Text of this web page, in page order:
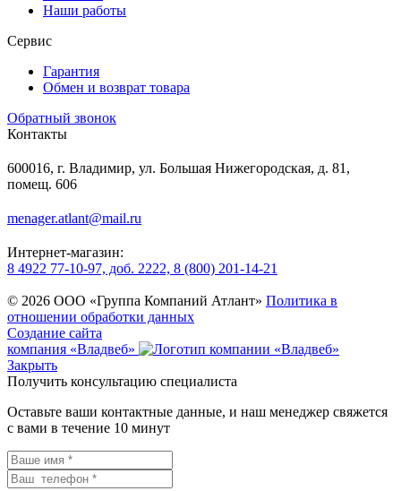
Наши работы
Сервис
Гарантия
Обмен и возврат товара
Обратный звонок
Контакты
600016, г. Владимир, ул. Большая Нижегородская, д. 81,
помещ. 606
menager.atlant@mail.ru
Интернет-магазин:
8 4922 77-10-97, доб. 2222, 8 (800) 201-14-21
© 2026 ООО «Группа Компаний Атлант» Политика в
отношении обработки данных
Создание сайта
компания «Владвеб»
Закрыть
Получить консультацию специалиста
Оставьте ваши контактные данные, и наш менеджер свяжется
с вами в течение 10 минут